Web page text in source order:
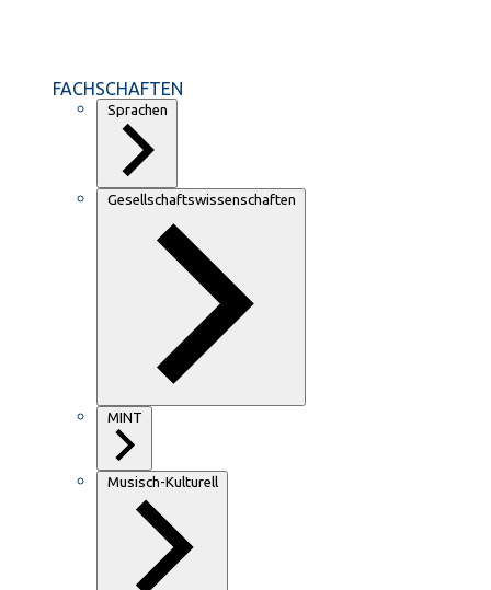
FACHSCHAFTEN
Sprachen
Gesellschaftswissenschaften
MINT
Musisch-Kulturell